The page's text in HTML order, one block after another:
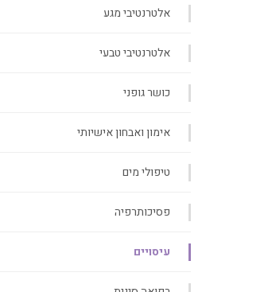
אלטרנטיבי מגע
אלטרנטיבי טבעי
כושר גופני
אימון ואבחון אישיותי
טיפולי מים
פסיכותרפיה
עיסויים